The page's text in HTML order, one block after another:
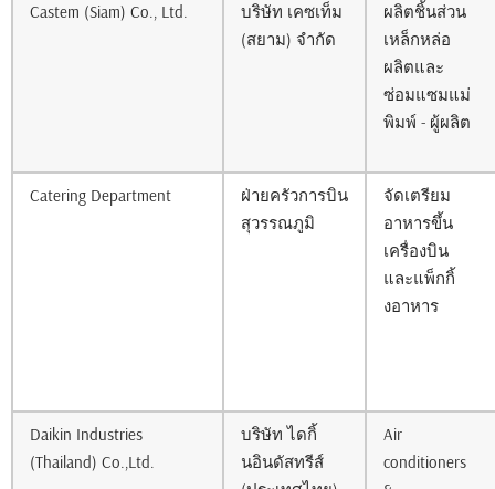
Castem (Siam) Co., Ltd.
บริษัท เคซเท็ม
(สยาม) จำกัด
ผลิตชิ้นส่วน
เหล็กหล่อ
ผลิตและ
ซ่อมแซมแม่
พิมพ์ - ผู้ผลิต
Catering Department
ฝ่ายครัวการบิน
สุวรรณภูมิ
จัดเตรียม
อาหารขึ้น
เครื่องบิน
และแพ็กกิ้
งอาหาร
Daikin Industries
(Thailand) Co.,Ltd.
บริษัท ไดกิ้
นอินดัสทรีส์
Air
conditioners